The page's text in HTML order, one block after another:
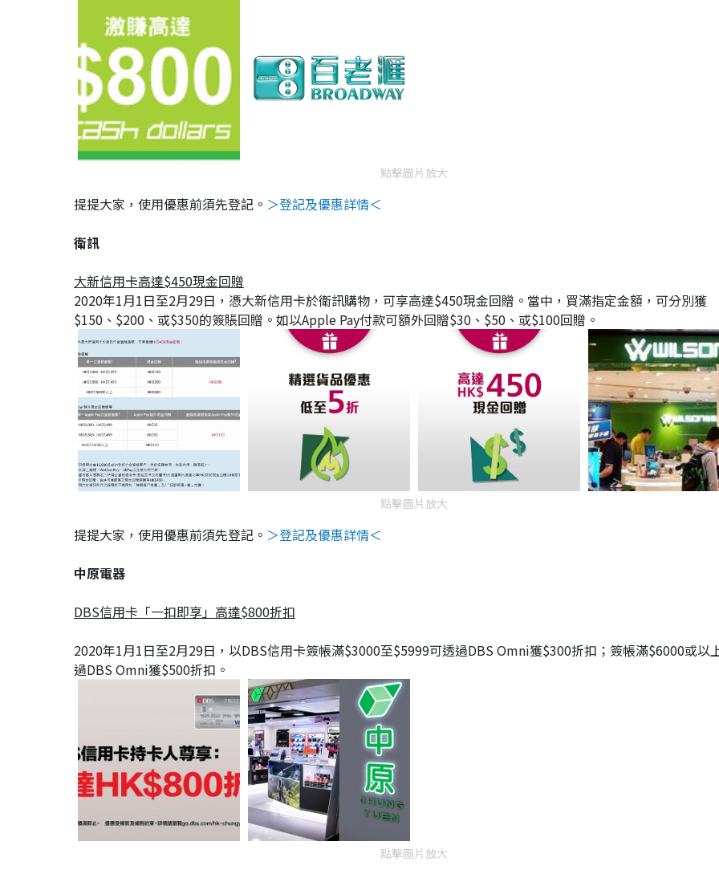
點擊圖片放大
提提大家，使用優惠前須先登記。 ＞登記及優惠詳情＜
衛訊
大新信用卡高達$450現金回贈
2020年1月1日至2月29日，憑大新信用卡於衛訊購物，可享高達$450現金回贈。當中，買滿指定金額，可分別獲
$150、$200、或$350的簽賬回贈。如以Apple Pay付款可額外回贈$30、$50、或$100回贈。
點擊圖片放大
提提大家，使用優惠前須先登記。 ＞登記及優惠詳情＜
中原電器
DBS信用卡「一扣即享」高達$800折扣
2020年1月1日至2月29日，以DBS信用卡簽帳滿$3000至$5999可透過DBS Omni獲$300折扣；簽帳滿$6000或以
過DBS Omni獲$500折扣。
點擊圖片放大